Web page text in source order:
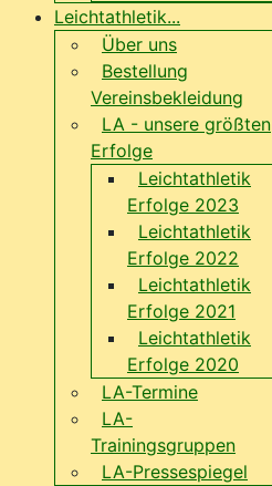
Leichtathletik...
Über uns
Bestellung
Vereinsbekleidung
LA - unsere größten
Erfolge
Leichtathletik
Erfolge 2023
Leichtathletik
Erfolge 2022
Leichtathletik
Erfolge 2021
Leichtathletik
Erfolge 2020
LA-Termine
LA-
Trainingsgruppen
LA-Pressespiegel